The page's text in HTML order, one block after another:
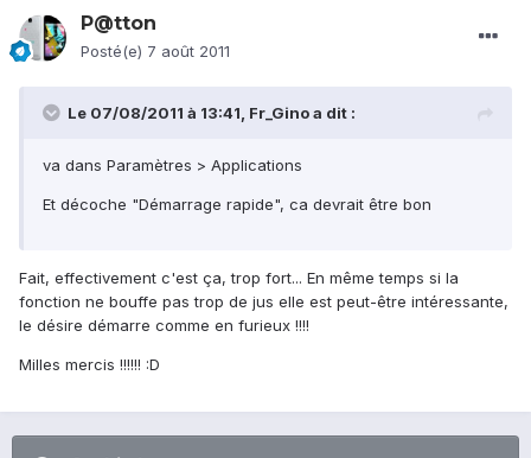
P@tton
Posté(e) 7 août 2011
Le 07/08/2011 à 13:41, Fr_Gino a dit :
va dans Paramètres > Applications
Et décoche "Démarrage rapide", ca devrait être bon
Fait, effectivement c'est ça, trop fort... En même temps si la
fonction ne bouffe pas trop de jus elle est peut-être intéressante,
le désire démarre comme en furieux !!!!
Milles mercis !!!!!! :D